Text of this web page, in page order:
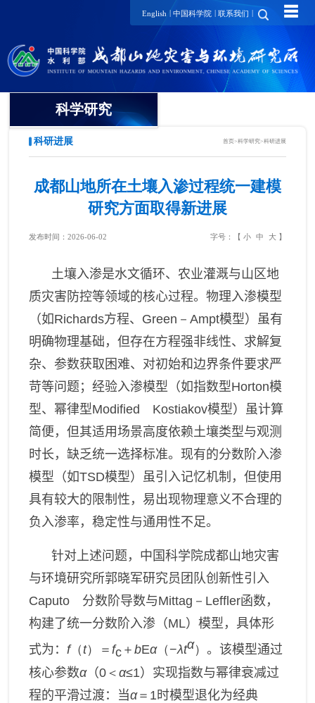
English | 中国科学院 | 联系我们 | ☰
科学研究
领域方向
创新团队
山地灾害研究领域
山地生态环境研究领域
山地灾害与环境交叉研究领
山区发展研究领域
数字山地与遥感应用研究领
域
创新单元
科研进展 首页>科学研究>科研进展
成都山地所在土壤入渗过程统一建模
研究方面取得新进展
发布时间：2026-06-02 字号：【 小 中 大】
土壤入渗是水文循环、农业灌溉与山区地
质灾害防控等领域的核心过程。物理入渗模型
（如Richards方程、 Green－Ampt模型）虽有
明确物理基础，但存在方程强非线性、求解复
杂、参数获取困难、对初始和边界条件要求严
苛等问题；经验入渗模型（如指数型Horton模
型、幂律型Modified Kostiakov模型）虽计算
简便，但其适用场景高度依赖土壤类型与观测
时长，缺乏统一选择标准。现有的分数阶入渗
模型（如TSD模型）虽引入记忆机制，但使用
具有较大的限制性， 易出现物理意义不合理的
负入渗率，稳定性与通用性不足。
针对上述问题，中国科学院成都山地灾害
与环境研究所郭晓军研究员团队创新性引入
Caputo 分数阶导数与Mittag－Leffler函数，
构建了统一分数阶入渗（ML）模型， 具体形
式为： f（t）＝ fc ＋bEα（−λtα）。该模型通过
核心参数α（0＜α≤1）实现指数与幂律衰减过
程的平滑过渡：当α＝1时模型退化为经典